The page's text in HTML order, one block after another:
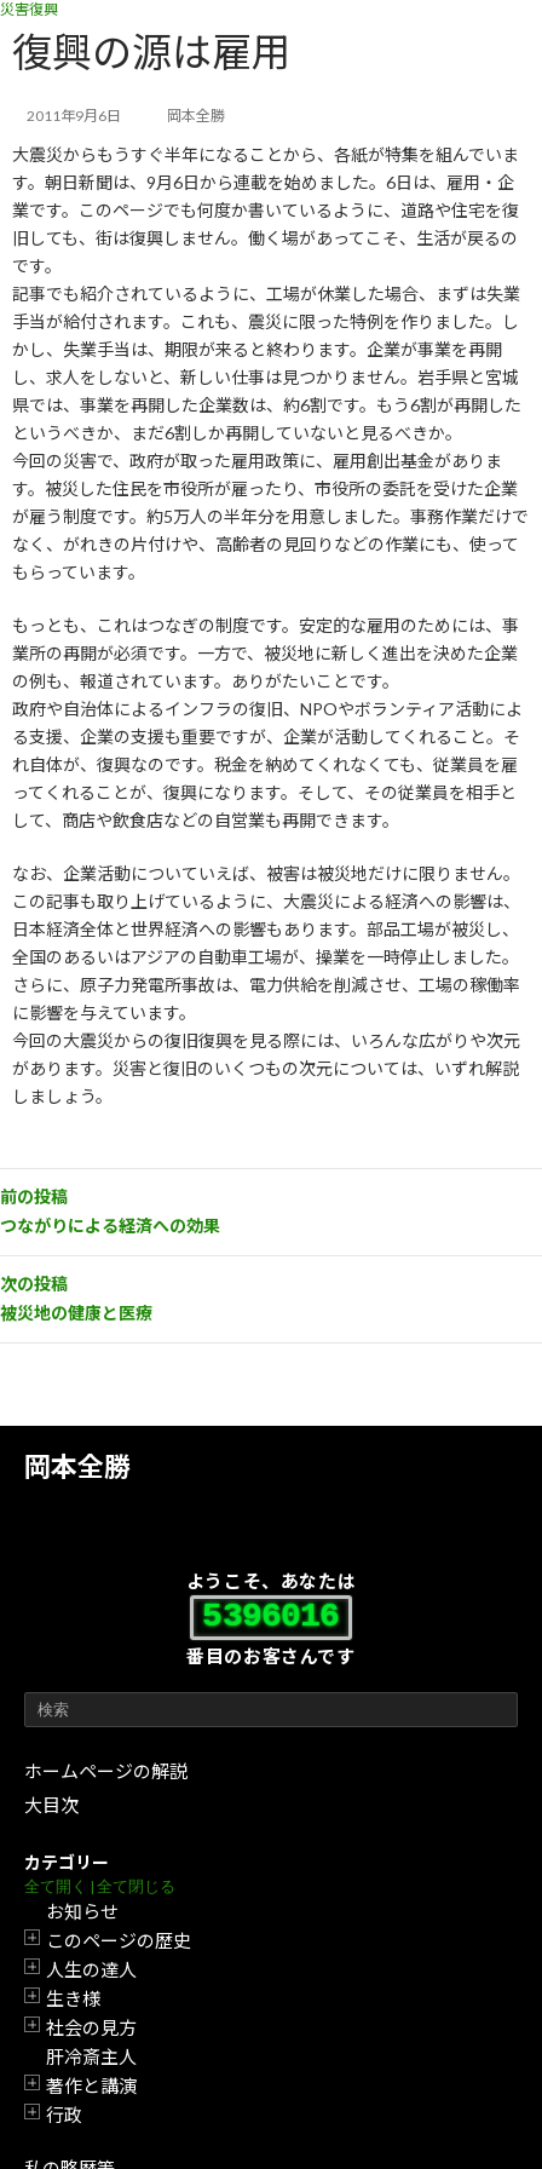
コ
ン
テ
ス
キ
ッ
プ
ナ
ビ
ゲ
ン
に
移
動
岡本全勝
ようこそ、あなたは
5396016
番目のお客さんです
ホームページの解説
大目次
カテゴリー
全て開く | 全て閉じる
お知らせ
開閉
このページの歴史
開閉
人生の達人
開閉
生き様
開閉
社会の見方
肝冷斎主人
開閉
著作と講演
開閉
行政
災害復興
復興の源は雇用
2011年9月6日 岡本全勝
大震災からもうすぐ半年になることから、各紙が特集を組んでいま
す。朝日新聞は、9月6日から連載を始めました。6日は、雇用・企
業です。このページでも何度か書いているように、道路や住宅を復
旧しても、街は復興しません。働く場があってこそ、生活が戻るの
です。
記事でも紹介されているように、工場が休業した場合、まずは失業
手当が給付されます。これも、震災に限った特例を作りました。し
かし、失業手当は、期限が来ると終わります。企業が事業を再開
し、求人をしないと、新しい仕事は見つかりません。岩手県と宮城
県では、事業を再開した企業数は、約6割です。もう6割が再開した
というべきか、まだ6割しか再開していないと見るべきか。
今回の災害で、政府が取った雇用政策に、雇用創出基金がありま
す。被災した住民を市役所が雇ったり、市役所の委託を受けた企業
が雇う制度です。約5万人の半年分を用意しました。事務作業だけで
なく、がれきの片付けや、高齢者の見回りなどの作業にも、使って
もらっています。
もっとも、これはつなぎの制度です。安定的な雇用のためには、事
業所の再開が必須です。一方で、被災地に新しく進出を決めた企業
の例も、報道されています。ありがたいことです。
政府や自治体によるインフラの復旧、NPOやボランティア活動によ
る支援、企業の支援も重要ですが、企業が活動してくれること。そ
れ自体が、復興なのです。税金を納めてくれなくても、従業員を雇
ってくれることが、復興になります。そして、その従業員を相手と
して、商店や飲食店などの自営業も再開できます。
なお、企業活動についていえば、被害は被災地だけに限りません。
この記事も取り上げているように、大震災による経済への影響は、
日本経済全体と世界経済への影響もあります。部品工場が被災し、
全国のあるいはアジアの自動車工場が、操業を一時停止しました。
さらに、原子力発電所事故は、電力供給を削減させ、工場の稼働率
に影響を与えています。
今回の大震災からの復旧復興を見る際には、いろんな広がりや次元
があります。災害と復旧のいくつもの次元については、いずれ解説
しましょう。
前の投稿
つながりによる経済への効果
次の投稿
被災地の健康と医療